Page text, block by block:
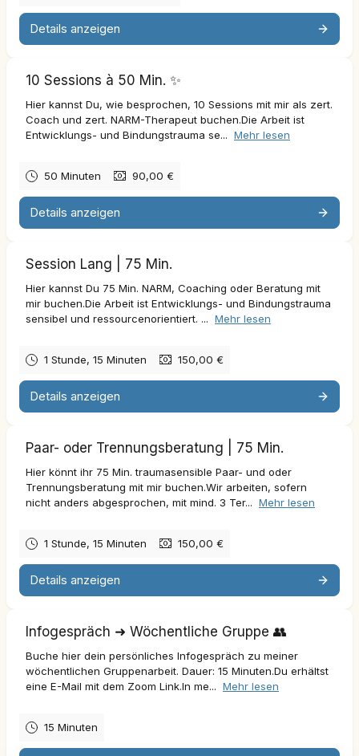
Details anzeigen
10 Sessions à 50 Min. ✨
Hier kannst Du, wie besprochen, 10 Sessions mit mir als zert.
Coach und zert. NARM-Therapeut buchen.Die Arbeit ist
Entwicklungs- und Bindungstrauma se... Mehr lesen
50 Minuten 90,00 €
Details anzeigen
Session Lang | 75 Min.
Hier kannst Du 75 Min. NARM, Coaching oder Beratung mit
mir buchen.Die Arbeit ist Entwicklungs- und Bindungstrauma
sensibel und ressourcenorientiert. ... Mehr lesen
1 Stunde, 15 Minuten 150,00 €
Details anzeigen
Paar- oder Trennungsberatung | 75 Min.
Hier könnt ihr 75 Min. traumasensible Paar- und oder
Trennungsberatung mit mir buchen.Wir arbeiten, sofern
nicht anders abgesprochen, mit mind. 3 Ter... Mehr lesen
1 Stunde, 15 Minuten 150,00 €
Details anzeigen
Infogespräch ➜ Wöchentliche Gruppe 👥
Buche hier dein persönliches Infogespräch zu meiner
wöchentlichen Gruppenarbeit. Dauer: 15 Minuten.Du erhältst
eine E-Mail mit dem Zoom Link.In me... Mehr lesen
15 Minuten